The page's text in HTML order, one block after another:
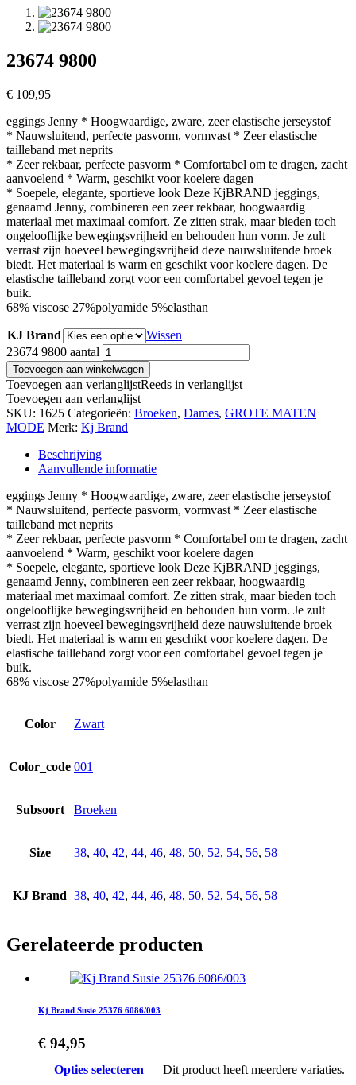
23674 9800
€ 109,95
eggings Jenny * Hoogwaardige, zware, zeer elastische jerseystof
* Nauwsluitend, perfecte pasvorm, vormvast * Zeer elastische
tailleband met neprits
* Zeer rekbaar, perfecte pasvorm * Comfortabel om te dragen, zacht
aanvoelend * Warm, geschikt voor koelere dagen
* Soepele, elegante, sportieve look Deze KjBRAND jeggings,
genaamd Jenny, combineren een zeer rekbaar, hoogwaardig
materiaal met maximaal comfort. Ze zitten strak, maar bieden toch
ongelooflijke bewegingsvrijheid en behouden hun vorm. Je zult
verrast zijn hoeveel bewegingsvrijheid deze nauwsluitende broek
biedt. Het materiaal is warm en geschikt voor koelere dagen. De
elastische tailleband zorgt voor een comfortabel gevoel tegen je
buik.
68% viscose 27%polyamide 5%elasthan
KJ Brand
Wissen
23674 9800 aantal
Toevoegen aan winkelwagen
Toevoegen aan verlanglijstReeds in verlanglijst
Toevoegen aan verlanglijst
SKU: 1625 Categorieën: Broeken, Dames, GROTE MATEN
MODE Merk: Kj Brand
Beschrijving
Aanvullende informatie
eggings Jenny * Hoogwaardige, zware, zeer elastische jerseystof
* Nauwsluitend, perfecte pasvorm, vormvast * Zeer elastische
tailleband met neprits
* Zeer rekbaar, perfecte pasvorm * Comfortabel om te dragen, zacht
aanvoelend * Warm, geschikt voor koelere dagen
* Soepele, elegante, sportieve look Deze KjBRAND jeggings,
genaamd Jenny, combineren een zeer rekbaar, hoogwaardig
materiaal met maximaal comfort. Ze zitten strak, maar bieden toch
ongelooflijke bewegingsvrijheid en behouden hun vorm. Je zult
verrast zijn hoeveel bewegingsvrijheid deze nauwsluitende broek
biedt. Het materiaal is warm en geschikt voor koelere dagen. De
elastische tailleband zorgt voor een comfortabel gevoel tegen je
buik.
68% viscose 27%polyamide 5%elasthan
Color Zwart
Color_code 001
Subsoort Broeken
Size 38, 40, 42, 44, 46, 48, 50, 52, 54, 56, 58
KJ Brand 38, 40, 42, 44, 46, 48, 50, 52, 54, 56, 58
Gerelateerde producten
Kj Brand Susie 25376 6086/003
€ 94,95
Opties selecteren
Dit product heeft meerdere variaties.